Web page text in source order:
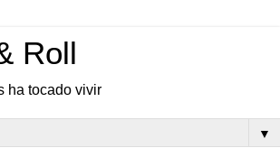
Roll
ha tocado vivir
▼